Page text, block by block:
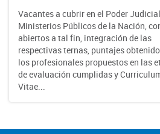
Vacantes a cubrir en el Poder
Ministerios Públicos de la Nación,
abiertos a tal fin, integración de las
respectivas ternas, puntajes
los profesionales propuestos en las
de evaluación cumplidas y
Vitae...